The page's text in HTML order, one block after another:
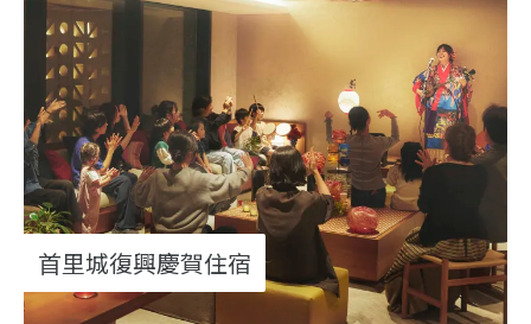
首里城復興慶賀住宿